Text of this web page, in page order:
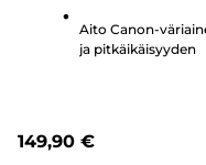
Aito Canon-
ja pitkäikäisyyden
149,90 €